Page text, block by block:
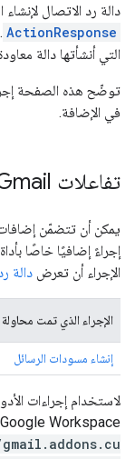
دالة رد الاتصال
ActionResponse
التي أنشأتها دالة
في الإضافة.
تفاعلات Gmail
الإجراء أن تعرض دالة
الإجراء الذي تمت محاولة
إنشاء مسودات الرسائل
لاستخدام إجراءات
Google Workspace